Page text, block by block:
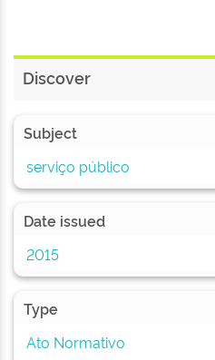
Discover
Subject
serviço público
Date issued
2015
Type
Ato Normativo